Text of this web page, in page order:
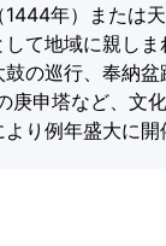
年）または
て地域に親しま
の巡行、奉納
庚申塔など、文
り例年盛大に開